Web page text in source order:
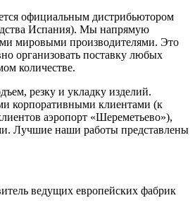
официальным дистрибьютором
Испания). Мы напрямую
мировыми производителями. Это
организовать поставку любых
количестве.
резку и укладку изделий.
корпоративными клиентами (к
аэропорт «Шереметьево»),
Лучшие наши работы представлены
ведущих европейских фабрик